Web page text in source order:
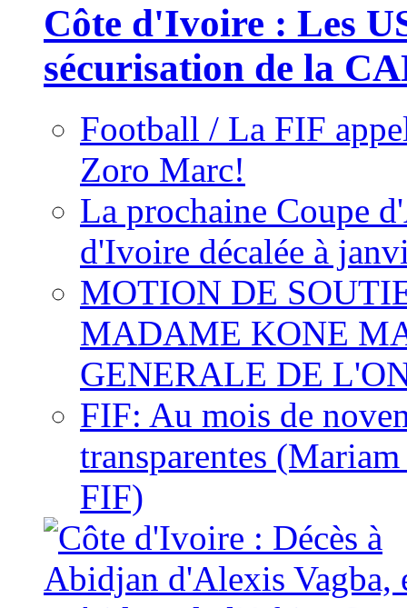
Côte d'Ivoire : Les
sécurisation de la
Football / La FIF
Zoro Marc!
La prochaine Coupe
d'Ivoire décalée à
MOTION DE
MADAME KONE
GENERALE DE
FIF: Au mois de
transparentes
FIF)